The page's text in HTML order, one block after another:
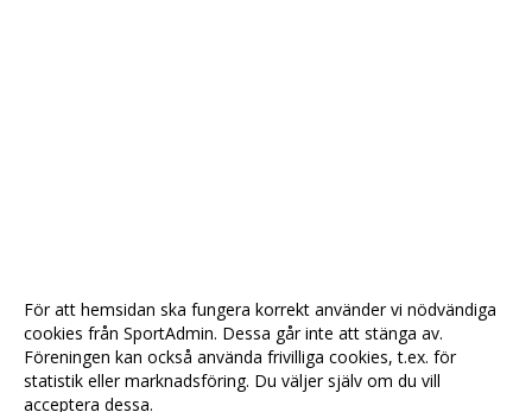
För att hemsidan ska fungera korrekt använder vi nödvändiga
cookies från SportAdmin. Dessa går inte att stänga av.
Föreningen kan också använda frivilliga cookies, t.ex. för
statistik eller marknadsföring. Du väljer själv om du vill
acceptera dessa.